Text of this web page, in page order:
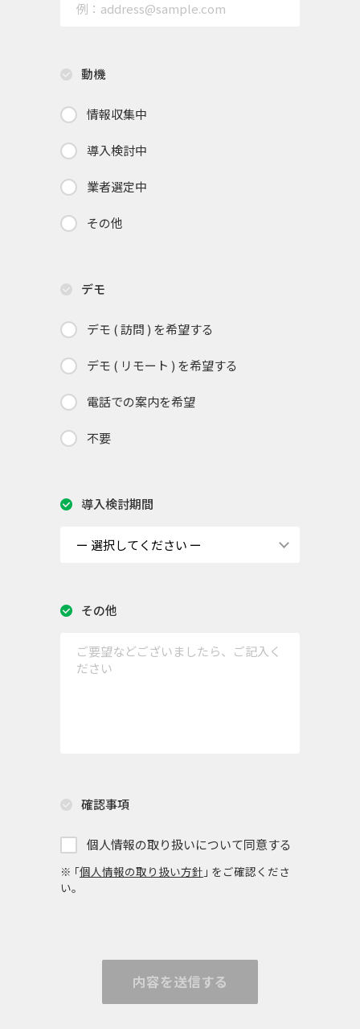
動機
情報収集中
導入検討中
業者選定中
その他
デモ
デモ ( 訪問 ) を希望する
デモ ( リモート ) を希望する
電話での案内を希望
不要
導入検討期間
その他
確認事項
個人情報の取り扱いについて同意する
※ ｢個人情報の取り扱い方針 ｣ をご確認くださ
い。
内容を送信する